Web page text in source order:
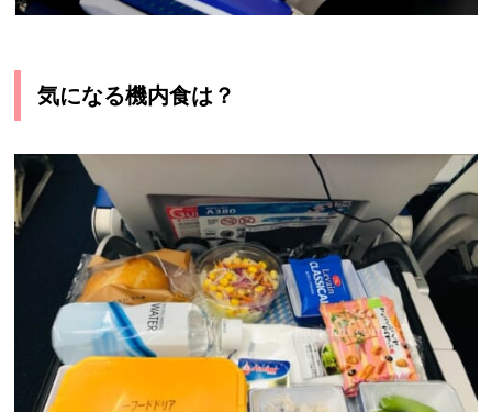
気になる機内食は？